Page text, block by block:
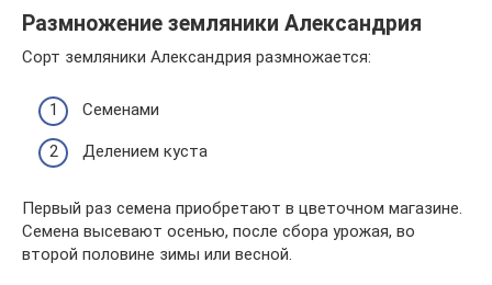
Размножение земляники Александрия
Сорт земляники Александрия размножается:
Семенами
Делением куста
Первый раз семена приобретают в цветочном магазине.
Семена высевают осенью, после сбора урожая, во
второй половине зимы или весной.